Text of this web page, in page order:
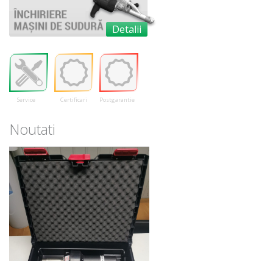
Detalii
Service Certificari Postgarantie
Noutati